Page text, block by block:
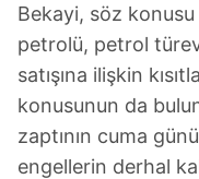
Bekayi, söz
petrolü, petrol
satışına ilişkin
konusunun da
zaptının cuma
engellerin derhal